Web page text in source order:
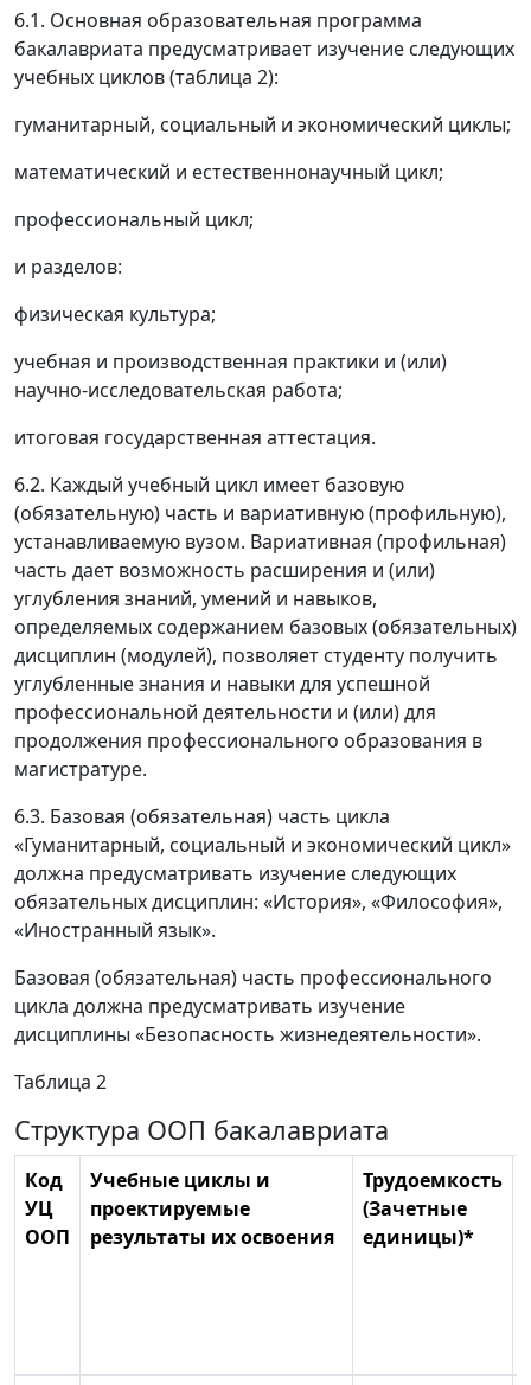
6.1. Основная образовательная программа
бакалавриата предусматривает изучение следующих
учебных циклов (таблица 2):
гуманитарный, социальный и экономический циклы;
математический и естественнонаучный цикл;
профессиональный цикл;
и разделов:
физическая культура;
учебная и производственная практики и (или)
научно-исследовательская работа;
итоговая государственная аттестация.
6.2. Каждый учебный цикл имеет базовую
(обязательную) часть и вариативную (профильную),
устанавливаемую вузом. Вариативная (профильная)
часть дает возможность расширения и (или)
углубления знаний, умений и навыков,
определяемых содержанием базовых (обязательных)
дисциплин (модулей), позволяет студенту получить
углубленные знания и навыки для успешной
профессиональной деятельности и (или) для
продолжения профессионального образования в
магистратуре.
6.3. Базовая (обязательная) часть цикла
«Гуманитарный, социальный и экономический цикл»
должна предусматривать изучение следующих
обязательных дисциплин: «История», «Философия»,
«Иностранный язык».
Базовая (обязательная) часть профессионального
цикла должна предусматривать изучение
дисциплины «Безопасность жизнедеятельности».
Таблица 2
Структура ООП бакалавриата
Код
УЦ
ООП
Учебные циклы и
проектируемые
результаты их освоения
Трудоемкость
(Зачетные
единицы)*